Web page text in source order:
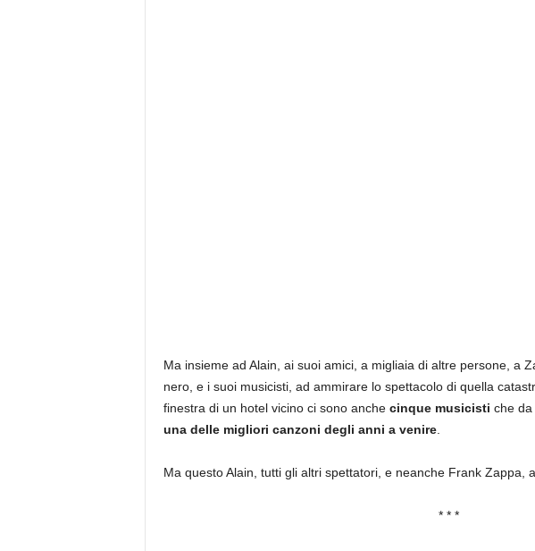
Ma insieme ad Alain, ai suoi amici, a migliaia di altre persone, a
nero, e i suoi musicisti, ad ammirare lo spettacolo di quella
finestra di un hotel vicino ci sono anche cinque musicisti che da
una delle migliori canzoni degli anni a venire.
Ma questo Alain, tutti gli altri spettatori, e neanche Frank Zappa,
* * *